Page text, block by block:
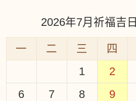
2026年7月祈福吉日
一 二 三 四
1
2
6
7 8 9